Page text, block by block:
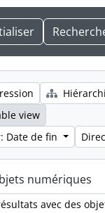
view
Date de fin
numériques
avec des